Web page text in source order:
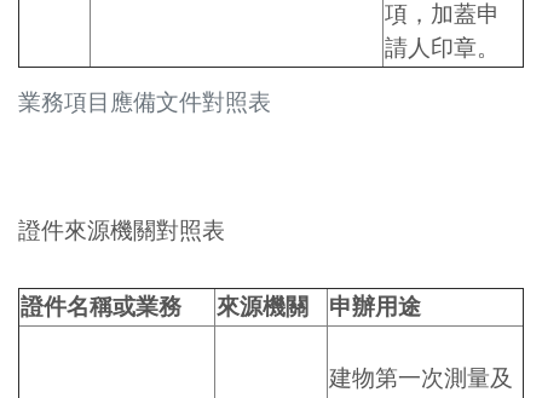
業務項目應備文件對照表
項，加蓋申
請人印章。
證件來源機關對照表
證件名稱或業務 來源機關 申辦用途
建物第一次測量及